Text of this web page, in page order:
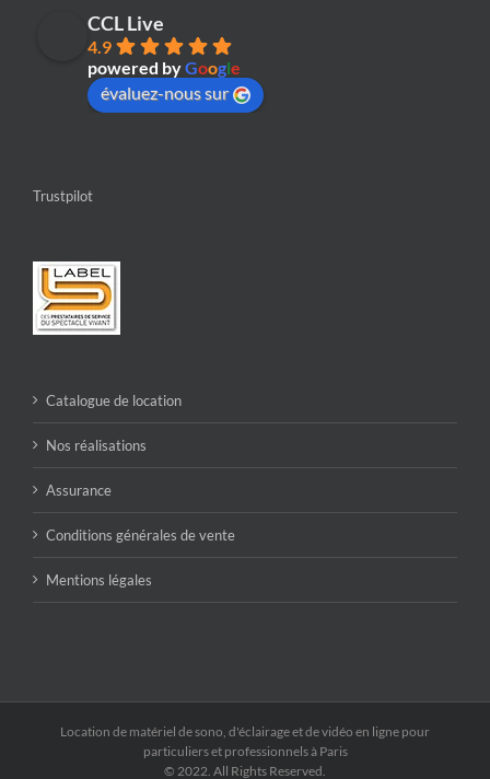
CCL Live
4.9
powered byGoogle
évaluez-nous sur
Trustpilot
Catalogue de location
Nos réalisations
Assurance
Conditions générales de vente
Mentions légales
Location de matériel de sono, d'éclairage et de vidéo en ligne pour
particuliers et professionnels à Paris
© 2022. All Rights Reserved.